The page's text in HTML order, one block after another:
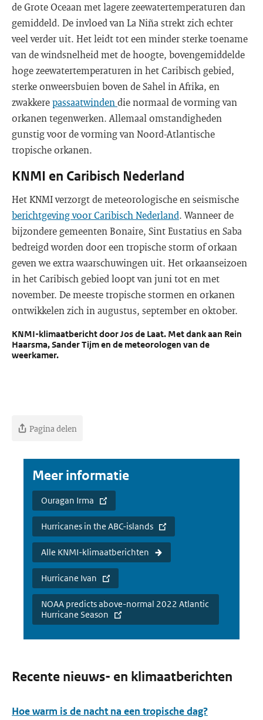
de Grote Oceaan met lagere zeewatertemperaturen dan
gemiddeld. De invloed van La Niña strekt zich echter
veel verder uit. Het leidt tot een minder sterke toename
van de windsnelheid met de hoogte, bovengemiddelde
hoge zeewatertemperaturen in het Caribisch gebied,
sterke onweersbuien boven de Sahel in Afrika, en
zwakkerepassaatwinden die normaal de vorming van
orkanen tegenwerken. Allemaal omstandigheden
gunstig voor de vorming van Noord-Atlantische
tropische orkanen.
KNMI en Caribisch Nederland
Het KNMI verzorgt de meteorologische en seismische
berichtgeving voor Caribisch Nederland. Wanneer de
bijzondere gemeenten Bonaire, Sint Eustatius en Saba
bedreigd worden door een tropische storm of orkaan
geven we extra waarschuwingen uit. Het orkaanseizoen
in het Caribisch gebied loopt van juni tot en met
november. De meeste tropische stormen en orkanen
ontwikkelen zich in augustus, september en oktober.
KNMI-klimaatbericht door Jos de Laat. Met dank aan Rein
Haarsma, Sander Tijm en de meteorologen van de
weerkamer.
Pagina delen
Meer informatie
Ouragan Irma
Hurricanes in the ABC-islands
Alle KNMI-klimaatberichten
Hurricane Ivan
NOAA predicts above-normal 2022 Atlantic
Hurricane Season
Recente nieuws- en klimaatberichten
Hoe warm is de nacht na een tropische dag?